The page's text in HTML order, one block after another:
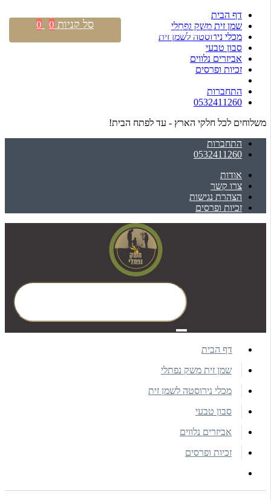
דף הבית
שמן זית משק נפתלי
מכלי נירוסטה לשמן זית
סבון טבעי
אביזרים נלווים
זכיות ופרסים
התחברות
0532411260
משלוחים לכל חלקי הארץ - עד לפתח הבית!
התחברות
0532411260
אודות
צרו קשר
הצהרת נגישות
זכיות ופרסים
התחברות \ הרשמה סל קניות 0
0
דף הבית
שמן זית משק נפתלי
מכלי נירוסטה לשמן זית
סבון טבעי
אביזרים נלווים
זכיות ופרסים